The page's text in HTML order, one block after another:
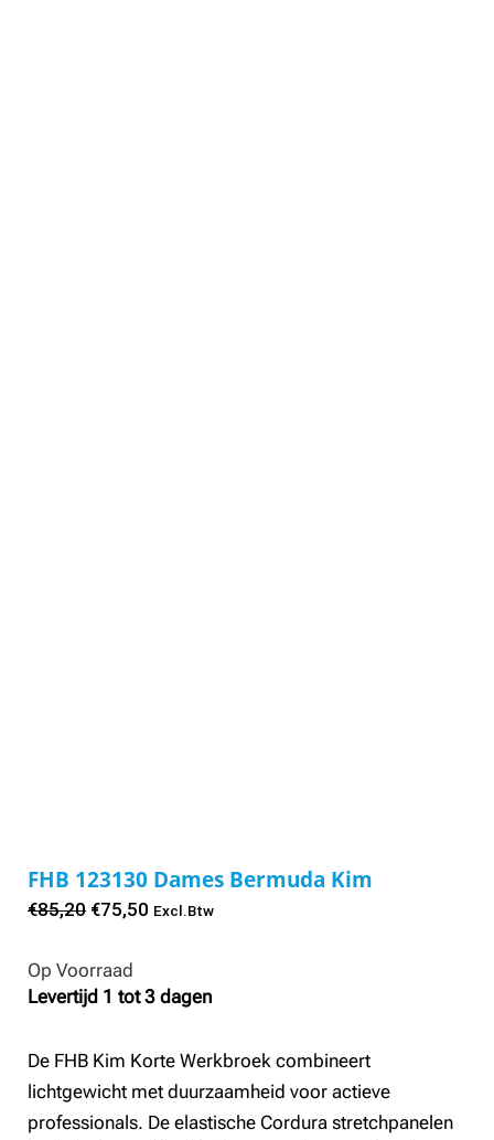
FHB 123130 Dames Bermuda Kim
€85,20 Oorspronkelijke
was:
€85,20.
€75,50 Huidige
€75,50.
Excl.Btw
Op Voorraad
Levertijd 1 tot 3 dagen
De FHB Kim Korte Werkbroek combineert
lichtgewicht met duurzaamheid voor actieve
professionals. De elastische Cordura stretchpanelen